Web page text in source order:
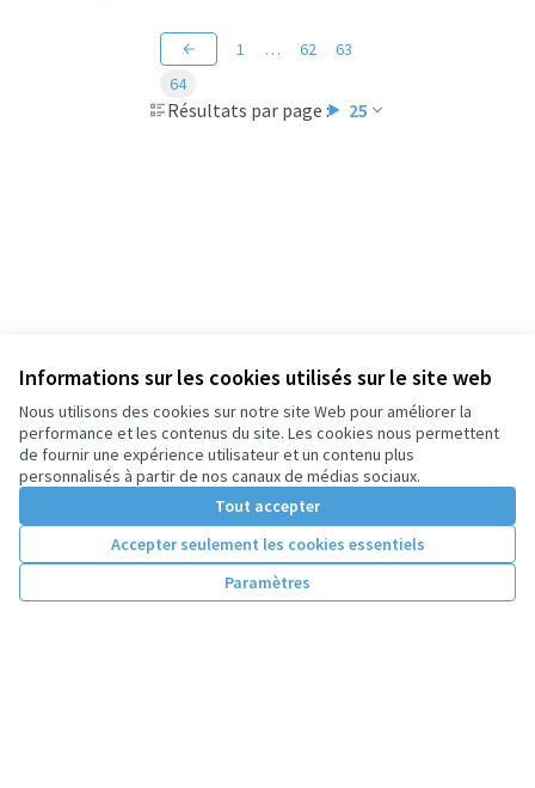
Informations sur les cookies utilisés sur le site web
Nous utilisons des cookies sur notre site Web pour améliorer la
performance et les contenus du site. Les cookies nous permettent
de fournir une expérience utilisateur et un contenu plus
personnalisés à partir de nos canaux de médias sociaux.
Tout accepter
Accepter seulement les cookies essentiels
Paramètres
Résultats par page : 25
1 … 62
63
64